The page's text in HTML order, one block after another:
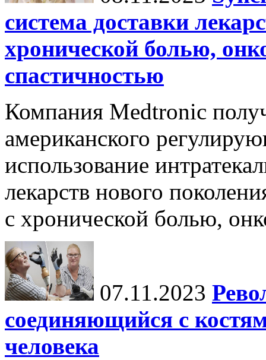
система доставки
хронической болью,
спастичностью
Компания Medtronic
американского
использование
лекарств нового
с хронической болью,
07.11.2023
соединяющийся с
человека